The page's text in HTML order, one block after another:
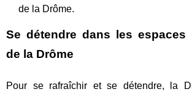
de la Drôme.
Se détendre dans les espaces
de la Drôme
Pour se rafraîchir et se détendre, la